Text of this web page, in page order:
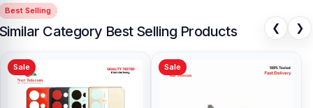
Best Selling
Category Best Selling Products ❮ ❯
Sale Sale